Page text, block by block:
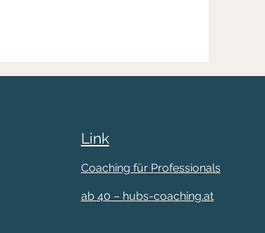
Link
Coaching für Professionals
ab 40 – hubs-coaching.at